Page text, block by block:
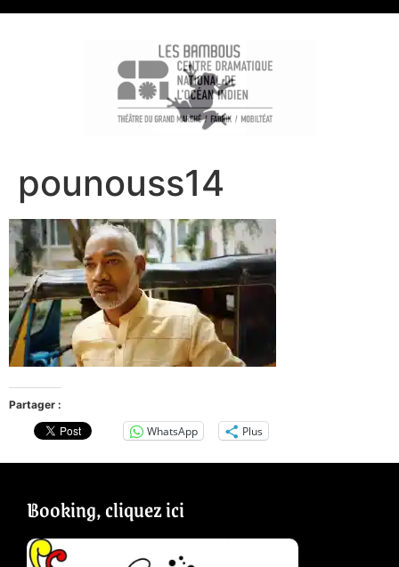
pounouss14
Partager :
WhatsApp Plus
Booking, cliquez ici